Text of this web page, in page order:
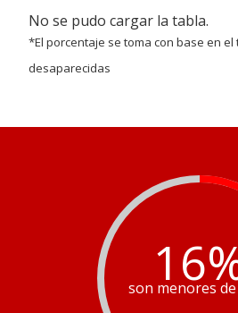
No se pudo cargar la tabla.
*El porcentaje se toma con base en
desaparecidas
16
son menores